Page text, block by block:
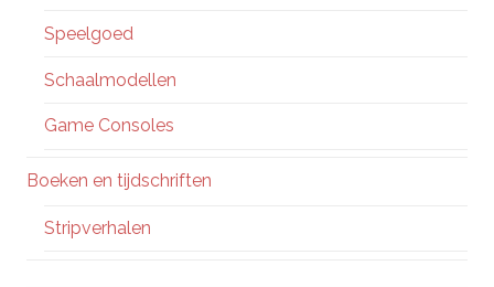
Speelgoed
Schaalmodellen
Game Consoles
Boeken en tijdschriften
Stripverhalen